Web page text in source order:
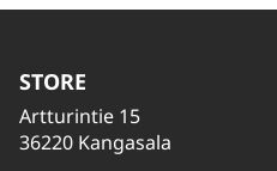
STORE
Artturintie 15
36220 Kangasala